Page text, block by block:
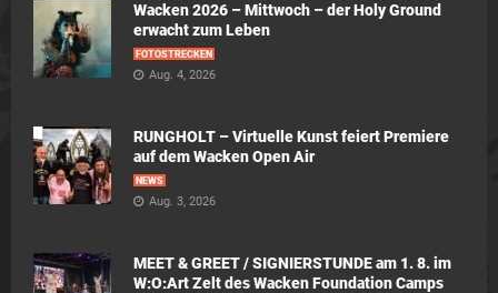
Wacken 2026 – Mittwoch – der Holy Ground
erwacht zum Leben
FOTOSTRECKEN
Aug. 4, 2026
RUNGHOLT – Virtuelle Kunst feiert Premiere
auf dem Wacken Open Air
NEWS
Aug. 3, 2026
MEET & GREET / SIGNIERSTUNDE am 1. 8. im
W:O:Art Zelt des Wacken Foundation Camps